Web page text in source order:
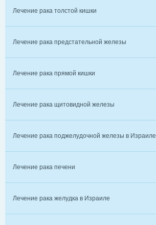
Лечение рака толстой кишки
Лечение рака предстательной железы
Лечение рака прямой кишки
Лечение рака щитовидной железы
Лечение рака поджелудочной железы в Израиле
Лечение рака печени
Лечение рака желудка в Израиле